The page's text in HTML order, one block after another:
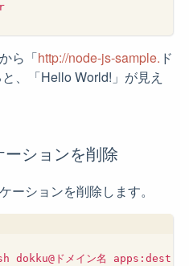
ら「http://node-js-sample. ド
、「Hello World!」が見え
ションを削除
ーションを削除します。
dokku@ドメイン名